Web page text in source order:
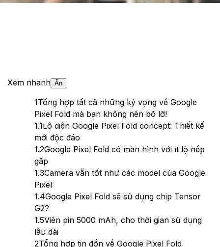
Xem nhanh Ẩn
1Tổng hợp tất cả những kỳ vọng về Google
Pixel Fold mà bạn không nên bỏ lỡ!
1.1Lộ diện Google Pixel Fold concept: Thiết kế
mới độc đáo
1.2Google Pixel Fold có màn hình với ít lộ nếp
gấp
1.3Camera vẫn tốt như các model của Google
Pixel
1.4Google Pixel Fold sẽ sử dụng chip Tensor
G2?
1.5Viên pin 5000 mAh, cho thời gian sử dụng
lâu dài
2Tổng hợp tin đồn về Google Pixel Fold